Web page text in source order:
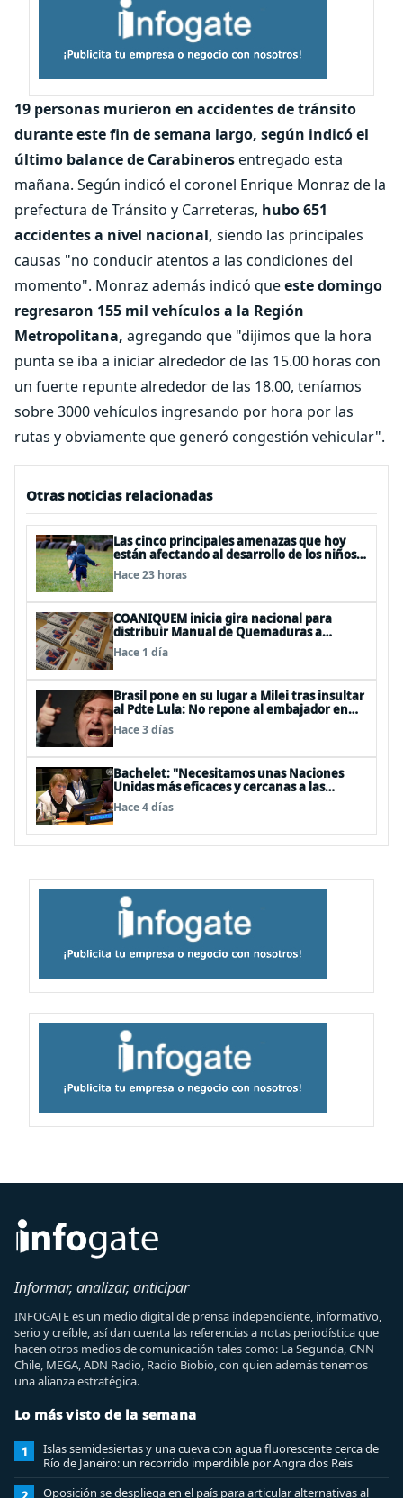
19 personas murieron en accidentes de tránsito
durante este fin de semana largo, según indicó el
último balance de Carabinerosentregado esta
mañana. Según indicó el coronel Enrique Monraz de la
prefectura de Tránsito y Carreteras, hubo 651
accidentes a nivel nacional, siendo las principales
causas "no conducir atentos a las condiciones del
momento". Monraz además indicó queeste domingo
regresaron 155 mil vehículos a la Región
Metropolitana, agregando que "dijimos que la hora
punta se iba a iniciar alrededor de las 15.00 horas con
un fuerte repunte alrededor de las 18.00, teníamos
sobre 3000 vehículos ingresando por hora por las
rutas y obviamente que generó congestión vehicular".
Otras noticias relacionadas
Las cinco principales amenazas que hoy
están afectando al desarrollo de los niños
en Chile
Hace 23 horas
COANIQUEM inicia gira nacional para
distribuir Manual de Quemaduras a
profesionales de la salud
Hace 1 día
Brasil pone en su lugar a Milei tras insultar
al Pdte Lula: No repone al embajador en
BBSS y rebaja la relación bilateral
Hace 3 días
Bachelet: "Necesitamos unas Naciones
Unidas más eficaces y cercanas a las
personas"
Hace 4 días
Informar, analizar, anticipar
INFOGATE es un medio digital de prensa independiente, informativo,
serio y creíble, así dan cuenta las referencias a notas periodística que
hacen otros medios de comunicación tales como: La Segunda, CNN
Chile, MEGA, ADN Radio, Radio Biobio, con quien además tenemos
una alianza estratégica.
Lo más visto de la semana
1
Islas semidesiertas y una cueva con agua fluorescente cerca de
Río de Janeiro: un recorrido imperdible por Angra dos Reis
Oposición se despliega en el país para articular alternativas al